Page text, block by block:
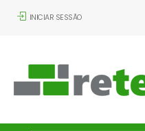
INICIAR SESSÃO